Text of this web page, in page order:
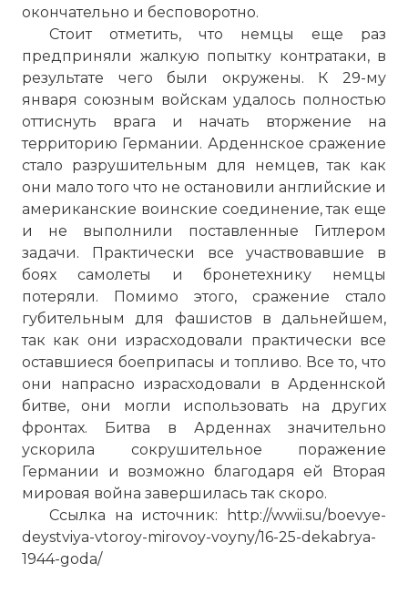
окончательно и бесповоротно.
Стоит отметить, что немцы еще раз
предприняли жалкую попытку контратаки, в
результате чего были окружены. К 29-му
января союзным войскам удалось полностью
оттиснуть врага и начать вторжение на
территорию Германии. Арденнское сражение
стало разрушительным для немцев, так как
они мало того что не остановили английские и
американские воинские соединение, так еще
и не выполнили поставленные Гитлером
задачи. Практически все участвовавшие в
боях самолеты и бронетехнику немцы
потеряли. Помимо этого, сражение стало
губительным для фашистов в дальнейшем,
так как они израсходовали практически все
оставшиеся боеприпасы и топливо. Все то, что
они напрасно израсходовали в Арденнской
битве, они могли использовать на других
фронтах. Битва в Арденнах значительно
ускорила сокрушительное поражение
Германии и возможно благодаря ей Вторая
мировая война завершилась так скоро.
Ссылка на источник: http://wwii.su/boevye-
deystviya-vtoroy-mirovoy-voyny/16-25-dekabrya-
1944-goda/
Вернуться в статью:Битва в Арденнах: